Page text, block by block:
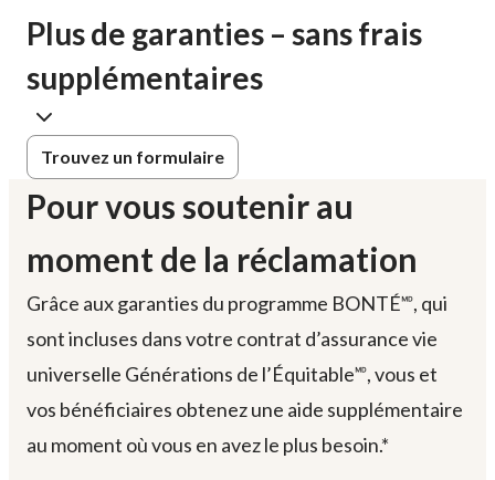
Plus de garanties – sans frais
supplémentaires
Trouvez un formulaire
Pour vous soutenir au
moment de la réclamation
Grâce aux garanties du programme BONTÉ🅫, qui
sont incluses dans votre contrat d’assurance vie
universelle Générations de l’Équitable🅫, vous et
vos bénéficiaires obtenez une aide supplémentaire
au moment où vous en avez le plus besoin.*